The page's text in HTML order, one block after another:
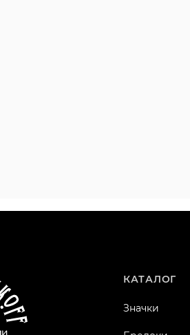
КАТАЛОГ
Значки